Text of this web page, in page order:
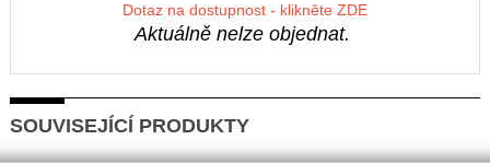
Dotaz na dostupnost - klikněte ZDE
Aktuálně nelze objednat.
SOUVISEJÍCÍ PRODUKTY